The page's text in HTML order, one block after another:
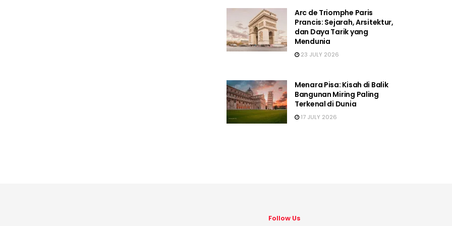
Arc de Triomphe Paris
Prancis: Sejarah, Arsitektur,
dan Daya Tarik yang
Mendunia
23 JULY 2026
Menara Pisa: Kisah di Balik
Bangunan Miring Paling
Terkenal di Dunia
17 JULY 2026
Follow Us